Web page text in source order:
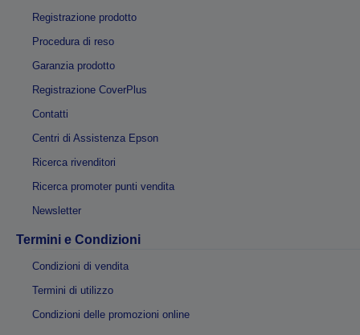
Registrazione prodotto
Procedura di reso
Garanzia prodotto
Registrazione CoverPlus
Contatti
Centri di Assistenza Epson
Ricerca rivenditori
Ricerca promoter punti vendita
Newsletter
Termini e Condizioni
Condizioni di vendita
Termini di utilizzo
Condizioni delle promozioni online